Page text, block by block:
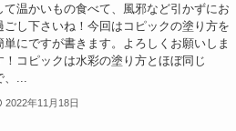
て温かいもの食べて、風邪など引かずにお
ごし下さいね！今回はコピックの塗り方を
単にですが書きます。よろしくお願いしま
！コピックは水彩の塗り方とほぼ同じ
、...
2022年11月18日